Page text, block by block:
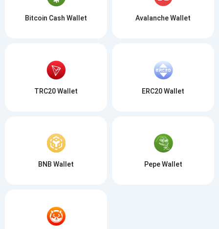
Bitcoin Cash Wallet Avalanche Wallet
TRC20 Wallet ERC20 Wallet
BNB Wallet Pepe Wallet